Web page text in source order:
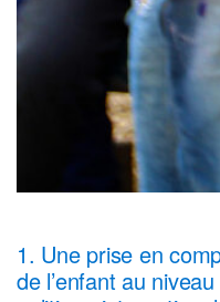
1. Une prise en
de l’enfant au